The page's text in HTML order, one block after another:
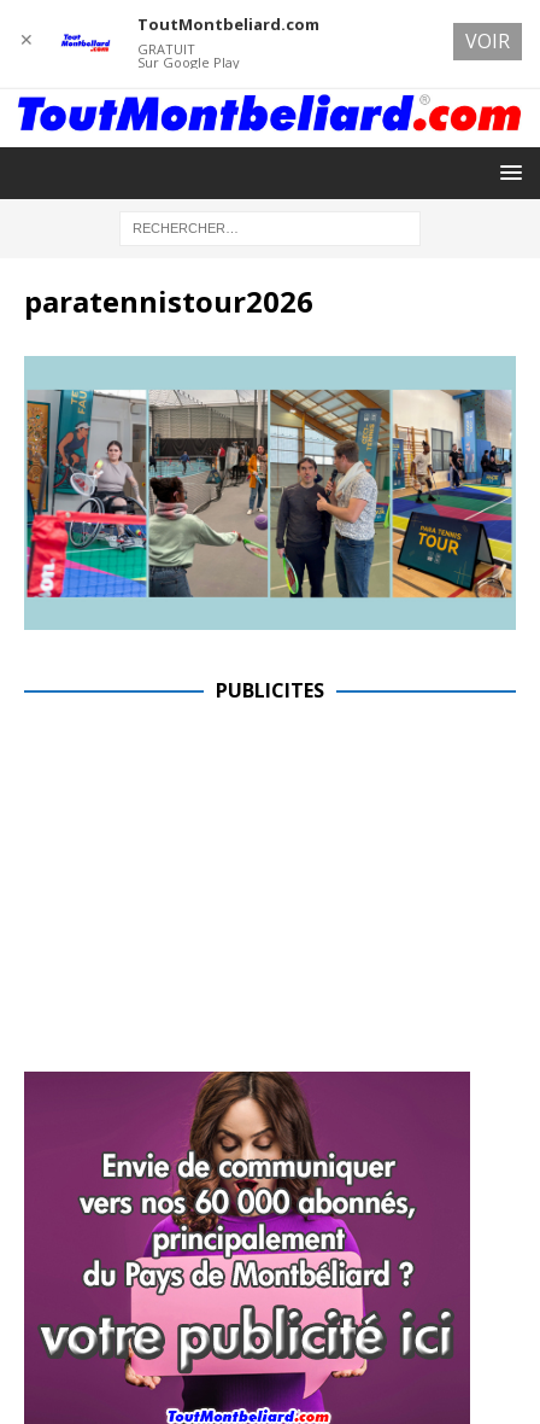
paratennistour2026
PUBLICITES
✕
ToutMontbeliard.com
GRATUIT
Sur Google Play
VOIR